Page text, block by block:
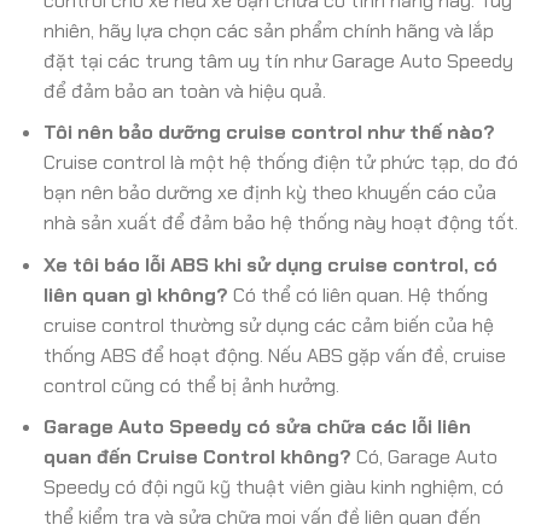
nhiên, hãy lựa chọn các sản phẩm chính hãng và lắp
đặt tại các trung tâm uy tín như Garage Auto Speedy
để đảm bảo an toàn và hiệu quả.
Tôi nên bảo dưỡng cruise control như thế nào?
Cruise control là một hệ thống điện tử phức tạp, do đó
bạn nên bảo dưỡng xe định kỳ theo khuyến cáo của
nhà sản xuất để đảm bảo hệ thống này hoạt động tốt.
Xe tôi báo lỗi ABS khi sử dụng cruise control, có
liên quan gì không? Có thể có liên quan. Hệ thống
cruise control thường sử dụng các cảm biến của hệ
thống ABS để hoạt động. Nếu ABS gặp vấn đề, cruise
control cũng có thể bị ảnh hưởng.
Garage Auto Speedy có sửa chữa các lỗi liên
quan đến Cruise Control không? Có, Garage Auto
Speedy có đội ngũ kỹ thuật viên giàu kinh nghiệm, có
thể kiểm tra và sửa chữa mọi vấn đề liên quan đến